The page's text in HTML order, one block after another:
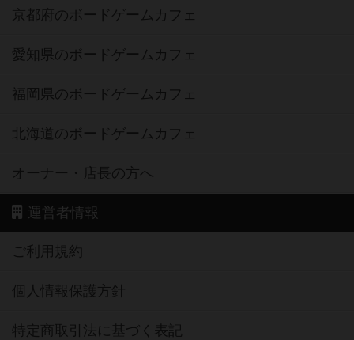
京都府のボードゲームカフェ
愛知県のボードゲームカフェ
福岡県のボードゲームカフェ
北海道のボードゲームカフェ
オーナー・店長の方へ
運営者情報
ご利用規約
個人情報保護方針
特定商取引法に基づく表記